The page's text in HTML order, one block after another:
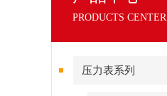
PRODUCTS CENTER
压力表系列